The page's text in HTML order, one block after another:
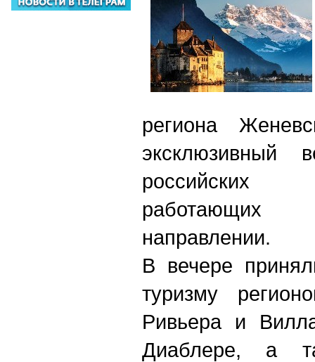
региона
эксклюзивный
российских
работающих
направлении.
В вечере
туризму
Ривьера и
Диаблере, а